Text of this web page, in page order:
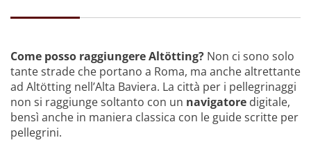
Come posso raggiungere Altötting? Non ci sono solo
tante strade che portano a Roma, ma anche altrettante
ad Altötting nell’Alta Baviera. La città per i pellegrinaggi
non si raggiunge soltanto con un navigatore digitale,
bensì anche in maniera classica con le guide scritte per
pellegrini.